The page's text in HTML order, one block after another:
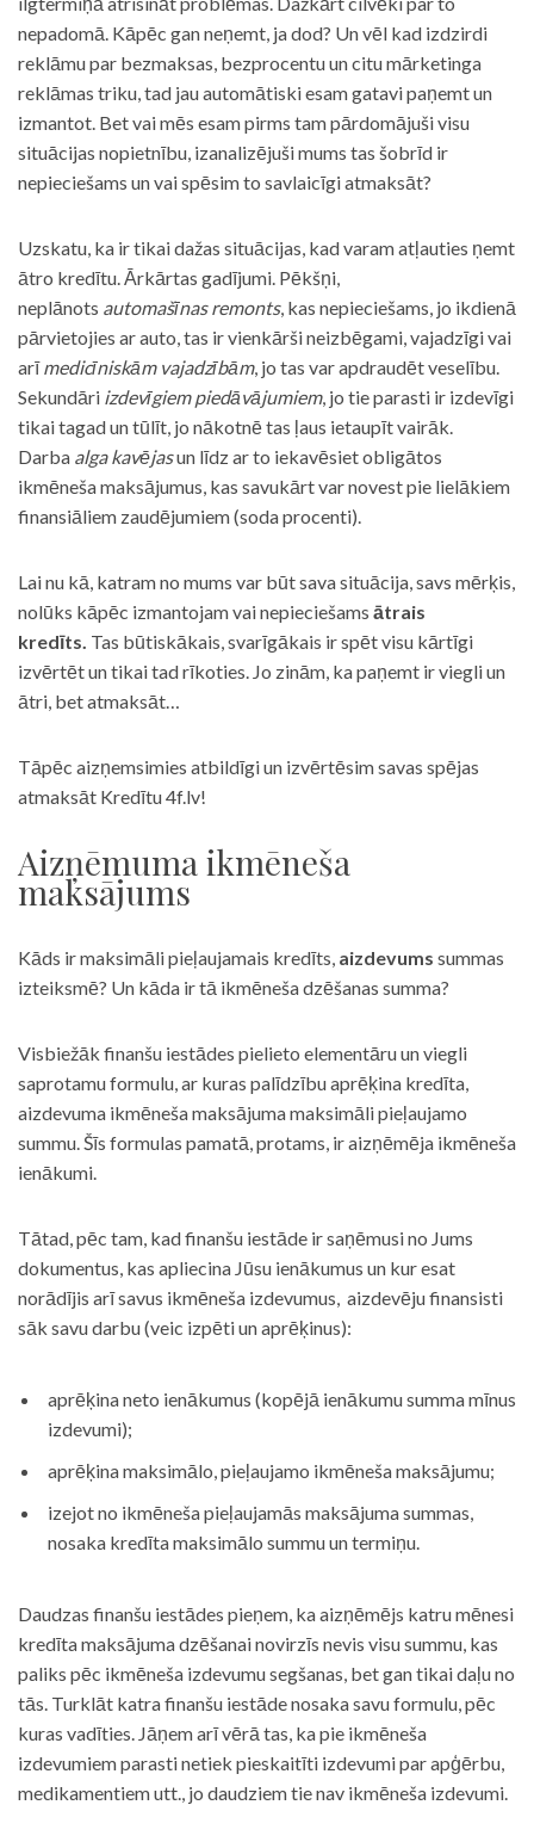
nepadomā. Kāpēc gan neņemt, ja dod? Un vēl kad izdzirdi
reklāmu par bezmaksas, bezprocentu un citu mārketinga
reklāmas triku, tad jau automātiski esam gatavi paņemt un
izmantot. Bet vai mēs esam pirms tam pārdomājuši visu
situācijas nopietnību, izanalizējuši mums tas šobrīd ir
nepieciešams un vai spēsim to savlaicīgi atmaksāt?
Uzskatu, ka ir tikai dažas situācijas, kad varam atļauties ņemt
ātro kredītu. Ārkārtas gadījumi. Pēkšņi,
neplānots automašīnas remonts, kas nepieciešams, jo ikdienā
pārvietojies ar auto, tas ir vienkārši neizbēgami, vajadzīgi vai
arīmedicīniskām vajadzībām, jo tas var apdraudēt veselību.
Sekundāri izdevīgiem piedāvājumiem, jo tie parasti ir izdevīgi
tikai tagad un tūlīt, jo nākotnē tas ļaus ietaupīt vairāk.
Darba alga kavējasun līdz ar to iekavēsiet obligātos
ikmēneša maksājumus, kas savukārt var novest pie lielākiem
finansiāliem zaudējumiem (soda procenti).
Lai nu kā, katram no mums var būt sava situācija, savs mērķis,
nolūks kāpēc izmantojam vai nepieciešams ātrais
kredīts. Tas būtiskākais, svarīgākais ir spēt visu kārtīgi
izvērtēt un tikai tad rīkoties. Jo zinām, ka paņemt ir viegli un
ātri, bet atmaksāt…
Tāpēc aizņemsimies atbildīgi un izvērtēsim savas spējas
atmaksāt Kredītu 4f.lv!
Aizņēmuma ikmēneša
maksājums
Kāds ir maksimāli pieļaujamais kredīts, aizdevums summas
izteiksmē? Un kāda ir tā ikmēneša dzēšanas summa?
Visbiežāk finanšu iestādes pielieto elementāru un viegli
saprotamu formulu, ar kuras palīdzību aprēķina kredīta,
aizdevuma ikmēneša maksājuma maksimāli pieļaujamo
summu. Šīs formulas pamatā, protams, ir aizņēmēja ikmēneša
ienākumi.
Tātad, pēc tam, kad finanšu iestāde ir saņēmusi no Jums
dokumentus, kas apliecina Jūsu ienākumus un kur esat
norādījis arī savus ikmēneša izdevumus, aizdevēju finansisti
sāk savu darbu (veic izpēti un aprēķinus):
aprēķina neto ienākumus (kopējā ienākumu summa mīnus
izdevumi);
aprēķina maksimālo, pieļaujamo ikmēneša maksājumu;
izejot no ikmēneša pieļaujamās maksājuma summas,
nosaka kredīta maksimālo summu un termiņu.
Daudzas finanšu iestādes pieņem, ka aizņēmējs katru mēnesi
kredīta maksājuma dzēšanai novirzīs nevis visu summu, kas
paliks pēc ikmēneša izdevumu segšanas, bet gan tikai daļu no
tās. Turklāt katra finanšu iestāde nosaka savu formulu, pēc
kuras vadīties. Jāņem arī vērā tas, ka pie ikmēneša
izdevumiem parasti netiek pieskaitīti izdevumi par apģērbu,
medikamentiem utt., jo daudziem tie nav ikmēneša izdevumi.